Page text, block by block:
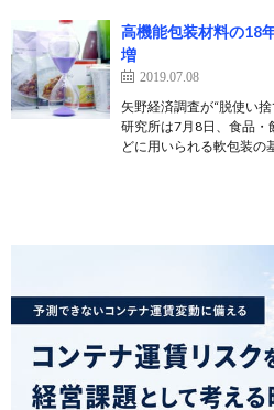
高機能包装材料の18
増
2019.07.08
矢野経済調査が“脱使い
研究所は7月8日、食品・
どに用いられる軟包装の